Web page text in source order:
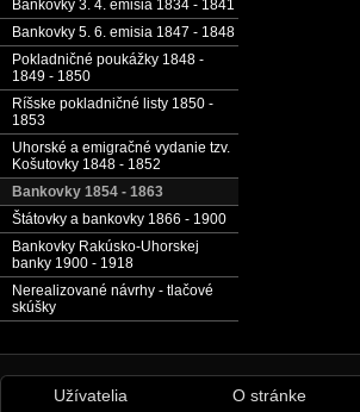
Bankovky 3. 4. emisia 1834 - 1841
Bankovky 5. 6. emisia 1847 - 1848
Pokladničné poukážky 1848 -
1849 - 1850
Ríšske pokladničné listy 1850 -
1853
Uhorské a emigračné vydanie tzv.
Košutovky 1848 - 1852
Bankovky 1854 - 1863
Štátovky a bankovky 1866 - 1900
Bankovky Rakúsko-Uhorskej
banky 1900 - 1918
Nerealizované návrhy - tlačové
skúšky
Užívatelia O stránke